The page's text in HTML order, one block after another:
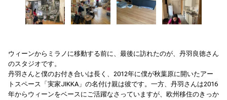
ウィーンからミラノに移動する前に、最後に訪れたのが、丹羽良徳さん
のスタジオです。
丹羽さんと僕のお付き合いは長く、2012年に僕が秋葉原に開いたアー
トスペース「実家JIKKA」の名付け親は彼です。一方、丹羽さんは2016
年からウィーンをベースにご活躍なさっていますが、欧州移住のきっか